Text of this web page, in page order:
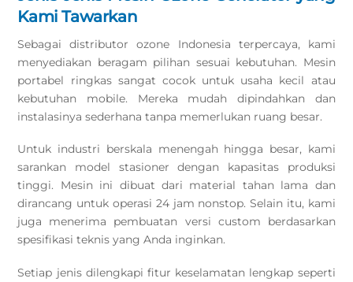
Kami Tawarkan
Sebagai distributor ozone Indonesia terpercaya, kami
menyediakan beragam pilihan sesuai kebutuhan. Mesin
portabel ringkas sangat cocok untuk usaha kecil atau
kebutuhan mobile. Mereka mudah dipindahkan dan
instalasinya sederhana tanpa memerlukan ruang besar.
Untuk industri berskala menengah hingga besar, kami
sarankan model stasioner dengan kapasitas produksi
tinggi. Mesin ini dibuat dari material tahan lama dan
dirancang untuk operasi 24 jam nonstop. Selain itu, kami
juga menerima pembuatan versi custom berdasarkan
spesifikasi teknis yang Anda inginkan.
Setiap jenis dilengkapi fitur keselamatan lengkap seperti